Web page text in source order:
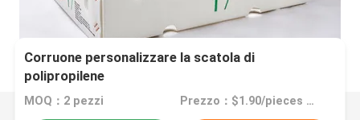
Corruone personalizzare la scatola di
polipropilene
MOQ：2 pezzi Prezzo：$1.90/pieces 2-1999 pieces